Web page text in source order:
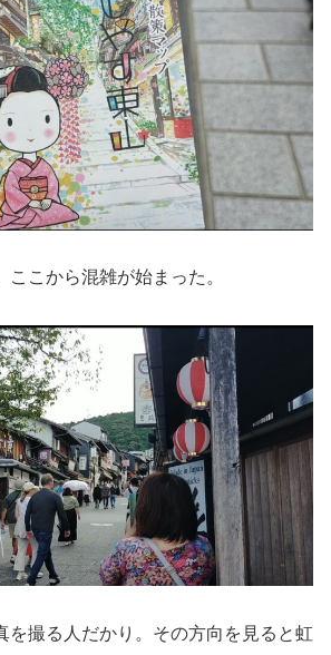
こから混雑が始まった。
を撮る人だかり。その方向を見ると虹